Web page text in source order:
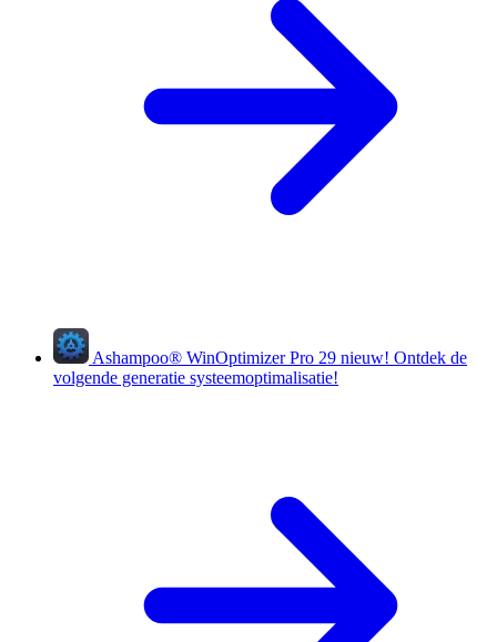
Ashampoo® WinOptimizer Pro 29 nieuw! Ontdek de
volgende generatie systeemoptimalisatie!